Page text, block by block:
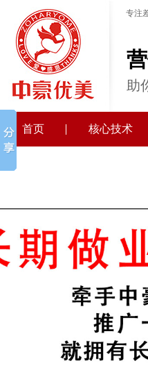
专注
助
首页 核心技术